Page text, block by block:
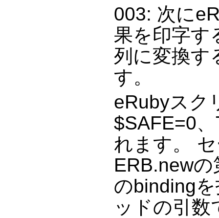
003: 次に
果を印字す
列に変換す
す。
eRubyスク
$SAFE=0
れます。
ERB.new
のbinding
ッドの引数